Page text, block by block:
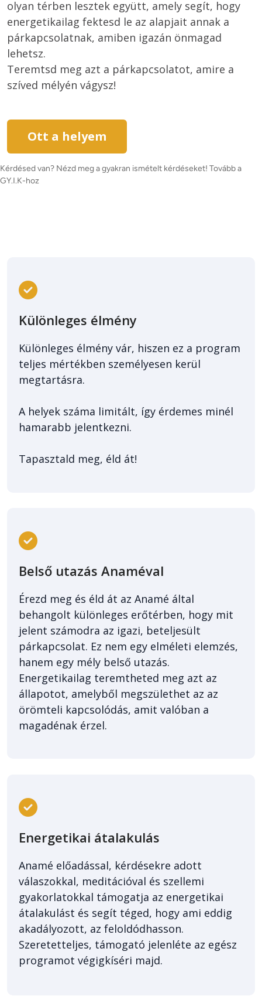
olyan térben lesztek együtt, amely segít, hogy
energetikailag fektesd le az alapjait annak a
párkapcsolatnak, amiben igazán önmagad
lehetsz.
Teremtsd meg azt a párkapcsolatot, amire a
Ott a helyem
Kérdésed van? Nézd meg a gyakran ismételt kérdéseket! Tovább a
GY.I.K-hoz
Különleges élmény
Különleges élmény vár, hiszen ez a program
teljes mértékben személyesen kerül
megtartásra.
A helyek száma limitált, így érdemes minél
hamarabb jelentkezni.
Tapasztald meg, éld át!
Belső utazás Anaméval
Érezd meg és éld át az Anamé által
behangolt különleges erőtérben, hogy mit
jelent számodra az igazi, beteljesült
párkapcsolat. Ez nem egy elméleti elemzés,
hanem egy mély belső utazás.
Energetikailag teremtheted meg azt az
állapotot, amelyből megszülethet az az
örömteli kapcsolódás, amit valóban a
magadénak érzel.
Energetikai átalakulás
Anamé előadással, kérdésekre adott
válaszokkal, meditációval és szellemi
gyakorlatokkal támogatja az energetikai
átalakulást és segít téged, hogy ami eddig
akadályozott, az feloldódhasson.
Szeretetteljes, támogató jelenléte az egész
programot végigkíséri majd.